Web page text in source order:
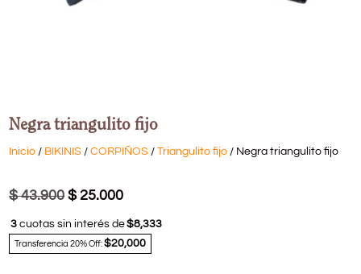
Negra triangulito fijo
Inicio / BIKINIS /CORPIÑOS /Triangulito fijo / Negra triangulito fijo
$43.900 $25.000
3 cuotas sin interés de$8,333
Transferencia 20% Off:$20,000